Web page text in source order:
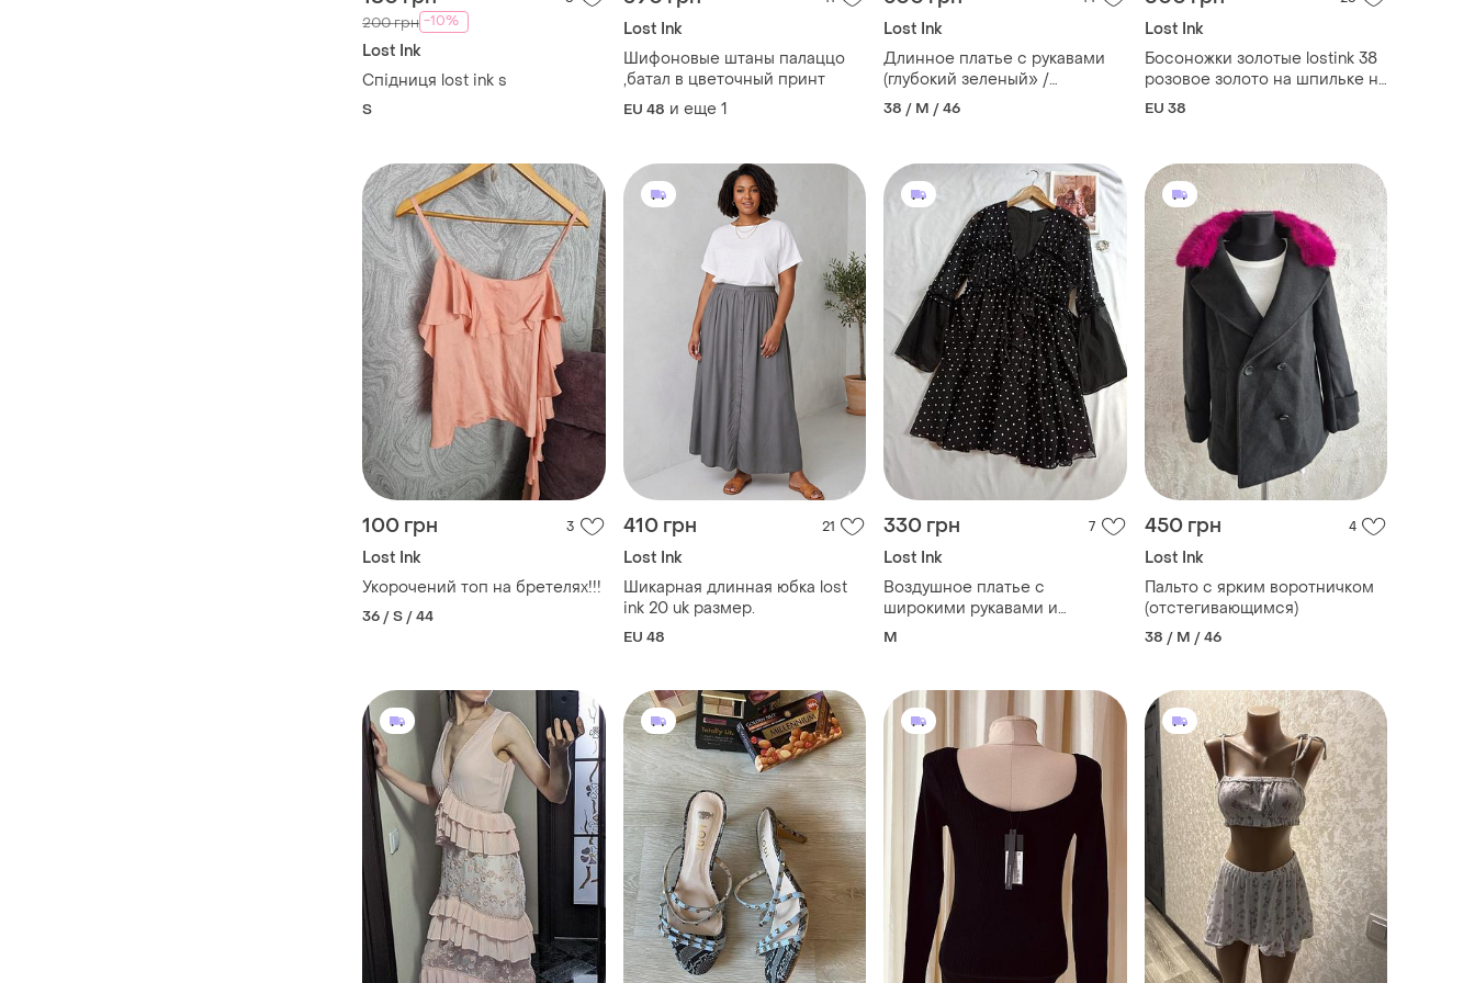
200 грн -10%
Lost Ink
Спідниця lost ink s
S
Lost Ink
Шифоновые штаны палаццо
,батал в цветочный принт
EU 48 и еще 1
Lost Ink
Длинное платье с рукавами
(глубокий зеленый» /
«изумрудное в темном тоне»)
38 / M / 46
Lost Ink
Босоножки золотые lostink 38
розовое золото на шпильке на
завязках с кисточками
EU 38
100 грн 3
Lost Ink
Укорочений топ на бретелях!!!
36 / S / 44
410 грн 21
Lost Ink
Шикарная длинная юбка lost
ink 20 uk размер.
EU 48
330 грн 7
Lost Ink
Воздушное платье с
широкими рукавами и
рюшами lostink
M
450 грн 4
Lost Ink
Пальто с ярким воротничком
(отстегивающимся)
38 / M / 46